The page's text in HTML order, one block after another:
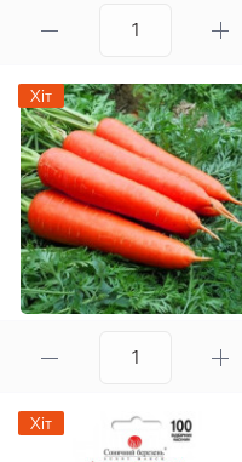
Хіт
Хіт